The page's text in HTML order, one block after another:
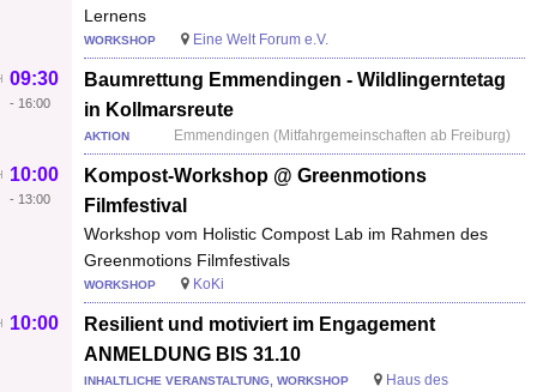
Lernens
WORKSHOP Eine Welt Forum e.V.
Baumrettung Emmendingen - Wildlingerntetag
in Kollmarsreute
09:30
- 16:00
AKTION Emmendingen (Mitfahrgemeinschaften ab Freiburg)
Kompost-Workshop @ Greenmotions
Filmfestival
Workshop vom Holistic Compost Lab im Rahmen des
Greenmotions Filmfestivals
10:00
- 13:00
WORKSHOP KoKi
Resilient und motiviert im Engagement
ANMELDUNG BIS 31.10
10:00
INHALTLICHE VERANSTALTUNG, WORKSHOP
Haus des